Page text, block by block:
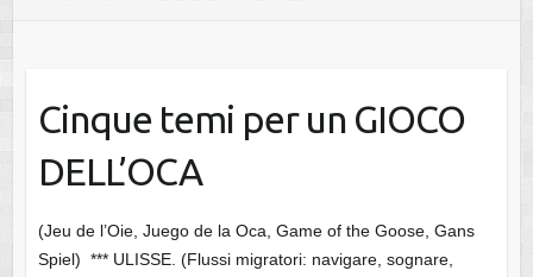
Cinque temi per un GIOCO
DELL’OCA
(Jeu de l’Oie, Juego de la Oca, Game of the Goose, Gans
Spiel) *** ULISSE. (Flussi migratori: navigare, sognare,